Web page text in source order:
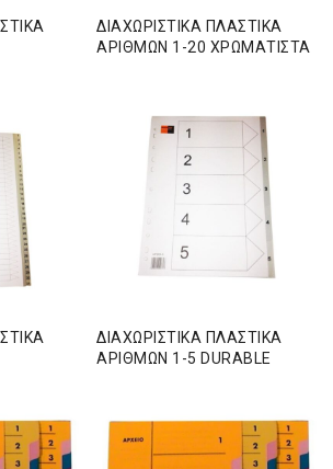
ΔΙΑΧΩΡΙΣΤΙΚΑ ΠΛΑΣΤΙΚΑ
ΑΡΙΘΜΩΝ 1-20 ΧΡΩΜΑΤΙΣΤΑ
ΔΙΑΧΩΡΙΣΤΙΚΑ ΠΛΑΣΤΙΚΑ
ΑΡΙΘΜΩΝ 1-5 DURABLE